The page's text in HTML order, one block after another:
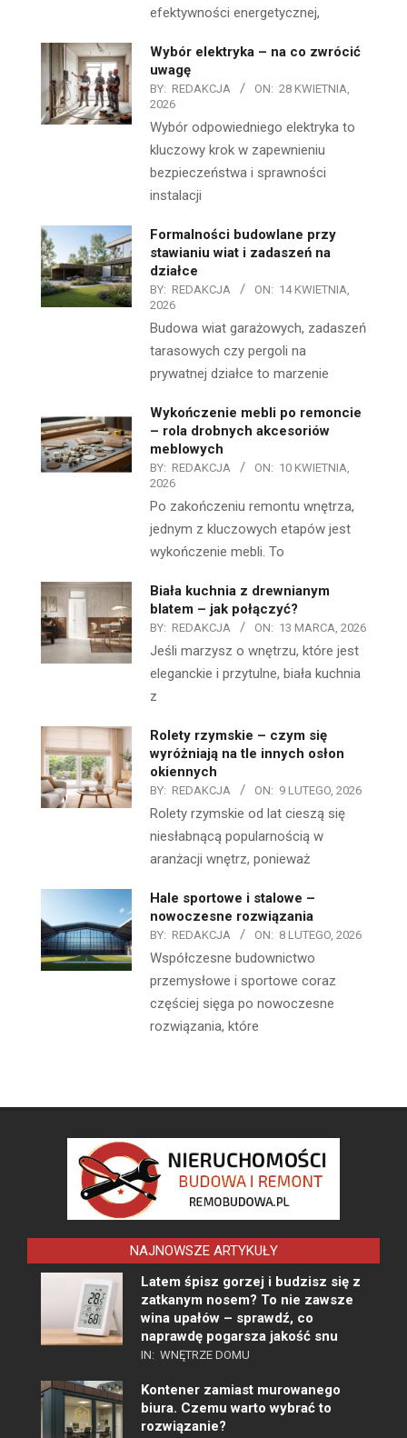
efektywności energetycznej,
Wybór elektryka – na co zwrócić
uwagę
BY: REDAKCJA ON: 28 KWIETNIA,
2026
Wybór odpowiedniego elektryka to
kluczowy krok w zapewnieniu
bezpieczeństwa i sprawności
instalacji
Formalności budowlane przy
stawianiu wiat i zadaszeń na
działce
BY: REDAKCJA ON: 14 KWIETNIA,
2026
Budowa wiat garażowych, zadaszeń
tarasowych czy pergoli na
prywatnej działce to marzenie
Wykończenie mebli po remoncie
– rola drobnych akcesoriów
meblowych
BY: REDAKCJA ON: 10 KWIETNIA,
2026
Po zakończeniu remontu wnętrza,
jednym z kluczowych etapów jest
wykończenie mebli. To
Biała kuchnia z drewnianym
blatem – jak połączyć?
BY: REDAKCJA ON: 13 MARCA, 2026
Jeśli marzysz o wnętrzu, które jest
eleganckie i przytulne, biała kuchnia
z
Rolety rzymskie – czym się
wyróżniają na tle innych osłon
okiennych
BY: REDAKCJA ON: 9 LUTEGO, 2026
Rolety rzymskie od lat cieszą się
niesłabnącą popularnością w
aranżacji wnętrz, ponieważ
Hale sportowe i stalowe –
nowoczesne rozwiązania
BY: REDAKCJA ON: 8 LUTEGO, 2026
Współczesne budownictwo
przemysłowe i sportowe coraz
częściej sięga po nowoczesne
rozwiązania, które
NAJNOWSZE ARTYKUŁY
Latem śpisz gorzej i budzisz się z
zatkanym nosem? To nie zawsze
wina upałów – sprawdź, co
naprawdę pogarsza jakość snu
IN: WNĘTRZE DOMU
Kontener zamiast murowanego
biura. Czemu warto wybrać to
rozwiązanie?